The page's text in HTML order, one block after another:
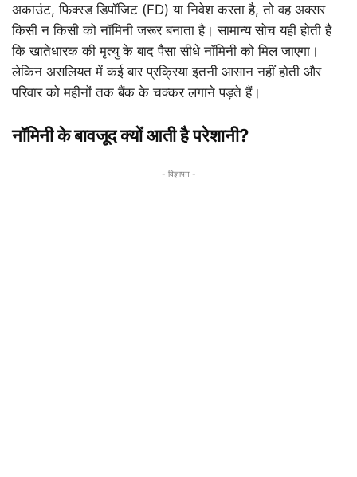
अकाउंट, फिक्स्ड डिपॉजिट (FD) या निवेश करता है, तो वह अक्सर
किसी न किसी को नॉमिनी जरूर बनाता है। सामान्य सोच यही होती है
कि खातेधारक की मृत्यु के बाद पैसा सीधे नॉमिनी को मिल जाएगा।
लेकिन असलियत में कई बार प्रक्रिया इतनी आसान नहीं होती और
परिवार को महीनों तक बैंक के चक्कर लगाने पड़ते हैं।
नॉमिनी के बावजूद क्यों आती है परेशानी?
- विज्ञापन -